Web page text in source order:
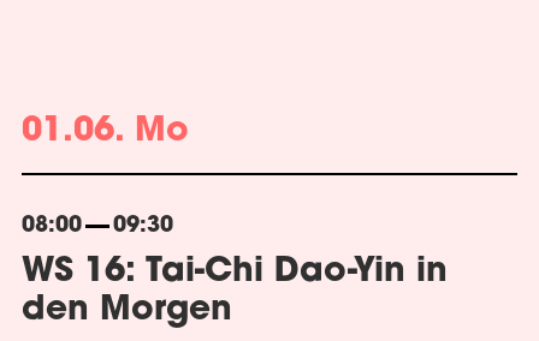
01.06. Mo
08:00 09:30
WS 16: Tai-Chi Dao-Yin in
den Morgen